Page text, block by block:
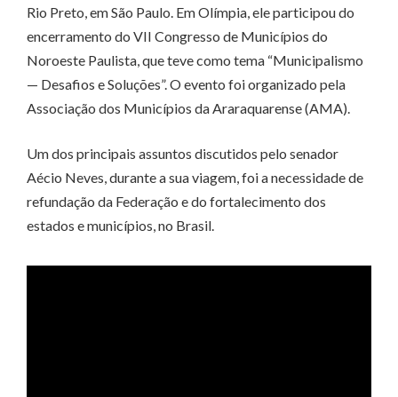
Rio Preto, em São Paulo. Em Olímpia, ele participou do
encerramento do VII Congresso de Municípios do
Noroeste Paulista, que teve como tema “Municipalismo
— Desafios e Soluções”. O evento foi organizado pela
Associação dos Municípios da Araraquarense (AMA).
Um dos principais assuntos discutidos pelo senador
Aécio Neves, durante a sua viagem, foi a necessidade de
refundação da Federação e do fortalecimento dos
estados e municípios, no Brasil.